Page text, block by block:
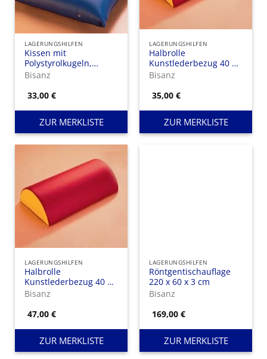
LAGERUNGSHILFEN
Kissen mit
Polystyrolkugeln,
Kunstlederbezug, 35 x
Bisanz
33,00€
ZUR MERKLISTE
LAGERUNGSHILFEN
Halbrolle
Kunstlederbezug 40 x
15 x 7,5 cm
Bisanz
35,00€
ZUR MERKLISTE
LAGERUNGSHILFEN
Halbrolle
Kunstlederbezug 40 x
22 x 11 cm
Bisanz
47,00€
ZUR MERKLISTE
LAGERUNGSHILFEN
Röntgentischauflage
220 x 60 x 3 cm
Bisanz
169,00€
ZUR MERKLISTE